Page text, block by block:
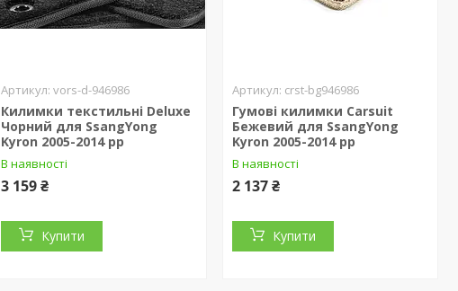
vors-d-946986
Килимки текстильні Deluxe
Чорний для SsangYong
Kyron 2005-2014 рр
В наявності
3 159 ₴
Купити
crst-bg946986
Гумові килимки Carsuit
Бежевий для SsangYong
Kyron 2005-2014 рр
В наявності
2 137 ₴
Купити